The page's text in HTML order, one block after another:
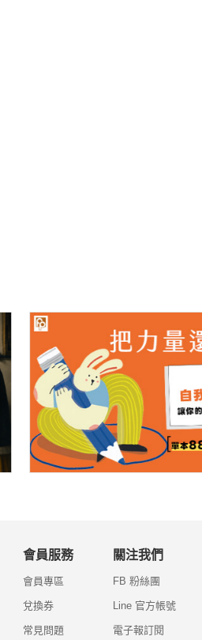
會員服務
會員專區
兌換券
常見問題
關注我們
FB 粉絲團
Line 官方帳號
電子報訂閱